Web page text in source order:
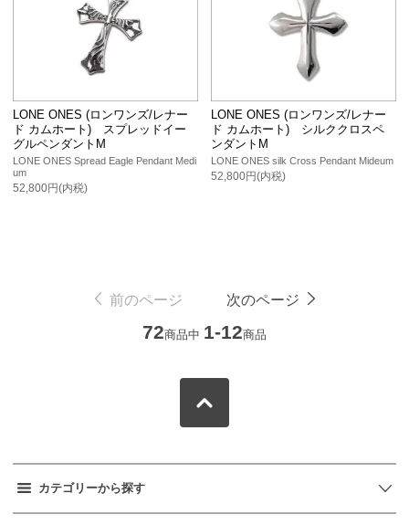
LONE ONES (ロンワンズ/レナー
ド カムホート) スプレッドイー
グルペンダントM
LONE ONES Spread Eagle Pendant Medi
um
52,800円(内税)
LONE ONES (ロンワンズ/レナー
ド カムホート) シルククロスペ
ンダントM
LONE ONES silk Cross Pendant Mideum
52,800円(内税)
前のページ 次のページ
72商品中 1-12商品
カテゴリーから探す